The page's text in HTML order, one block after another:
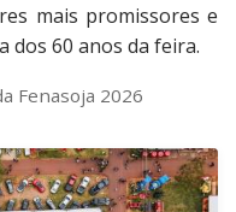
mais promissores e
dos 60 anos da feira.
Fenasoja 2026